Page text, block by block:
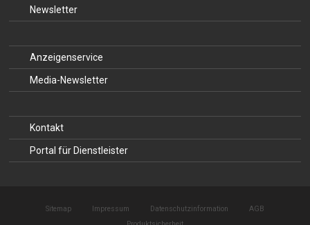
Newsletter
Anzeigenservice
Media-Newsletter
Kontakt
Portal für Dienstleister
Sitemap Impressum Datenschutzinformation
AGB